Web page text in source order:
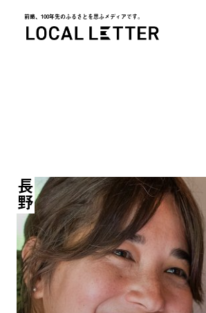
前略、100年先のふるさとを思ふメディアです。
長野